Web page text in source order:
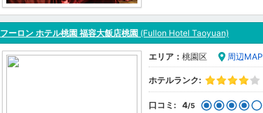
フーロン ホテル桃園 福容大飯店桃園 (Fullon Hotel Taoyuan)
エリア： 桃園区 周辺MAP
ホテルランク:
口コミ: 4/5